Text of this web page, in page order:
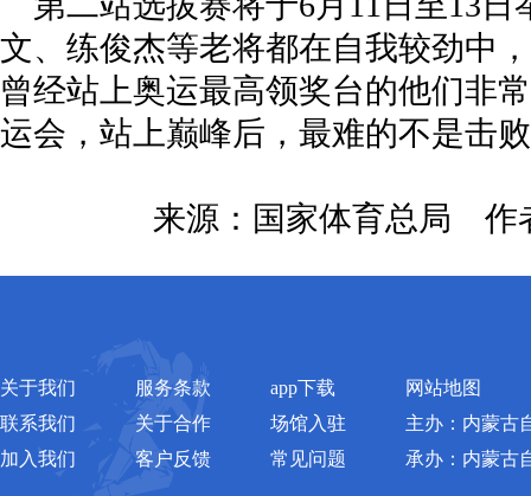
文、练俊杰等老将都在自我较劲中
曾经站上奥运最高领奖台的他们非
运会，站上巅峰后，最难的不是击
来源：国家体育总局
关于我们
联系我们
加入我们
服务条款
关于合作
客户反馈
app下载
场馆入驻
常见问题
网站地图
主办：内蒙古
承办：内蒙古